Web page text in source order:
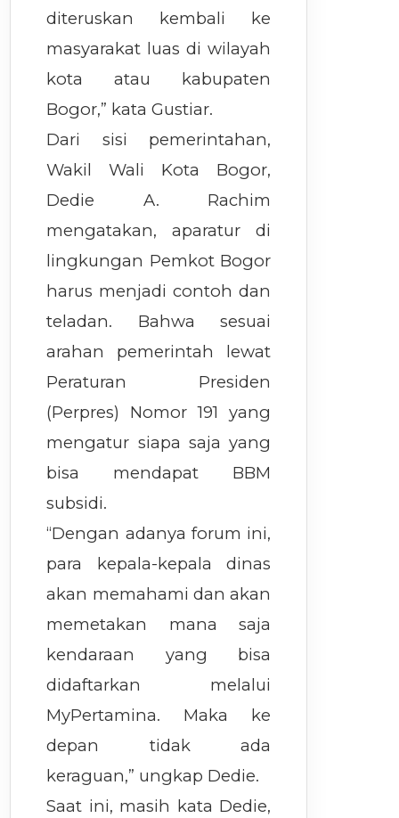
diteruskan kembali ke
masyarakat luas di wilayah
kota atau kabupaten
Bogor,” kata Gustiar.
Dari sisi pemerintahan,
Wakil Wali Kota Bogor,
Dedie A. Rachim
mengatakan, aparatur di
lingkungan Pemkot Bogor
harus menjadi contoh dan
teladan. Bahwa sesuai
arahan pemerintah lewat
Peraturan Presiden
(Perpres) Nomor 191 yang
mengatur siapa saja yang
bisa mendapat BBM
subsidi.
“Dengan adanya forum ini,
para kepala-kepala dinas
akan memahami dan akan
memetakan mana saja
kendaraan yang bisa
didaftarkan melalui
MyPertamina. Maka ke
depan tidak ada
keraguan,” ungkap Dedie.
Saat ini, masih kata Dedie,